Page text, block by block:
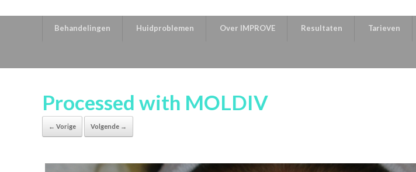
Behandelingen Huidproblemen Over IMPROVE Resultaten Tarieven
Processed with MOLDIV
← Vorige Volgende →